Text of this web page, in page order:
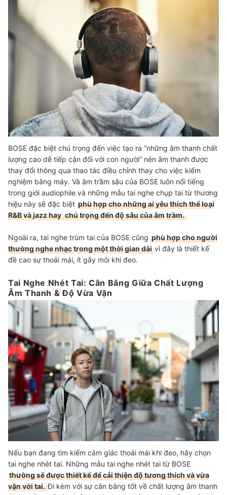
BOSE đặc biệt chú trọng đến việc tạo ra “những âm thanh chất
lượng cao dễ tiếp cận đối với con người” nên âm thanh được
thay đổi thông qua thao tác điều chỉnh thay cho việc kiểm
nghiệm bằng máy. Và âm trầm sâu của BOSE luôn nổi tiếng
trong giới audiophile và những mẫu tai nghe chụp tai từ thương
hiệu này sẽ đặc biệt phù hợp cho những ai yêu thích thể loại
R&B và jazz hay chú trọng đến độ sâu của âm trầm.
Ngoài ra, tai nghe trùm tai của BOSE cũng phù hợp cho người
thường nghe nhạc trong một thời gian dàivì đây là thiết kế
đề cao sự thoải mái, ít gây mỏi khi đeo.
Tai Nghe Nhét Tai: Cân Bằng Giữa Chất Lượng
Âm Thanh & Độ Vừa Vặn
Nếu bạn đang tìm kiếm cảm giác thoải mái khi đeo, hãy chọn
tai nghe nhét tai. Những mẫu tai nghe nhét tai từ BOSE
thường sẽ được thiết kế để cải thiện độ tương thích và vừa
vặn với tai.Đi kèm với sự cân bằng tốt về chất lượng âm thanh